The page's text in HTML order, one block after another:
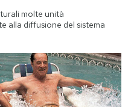
molte unità
alla diffusione del sistema